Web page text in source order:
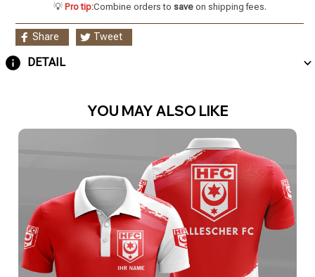
💡 Pro tip:Combine orders to saveon shipping fees.
Share Tweet
DETAIL
YOU MAY ALSO LIKE